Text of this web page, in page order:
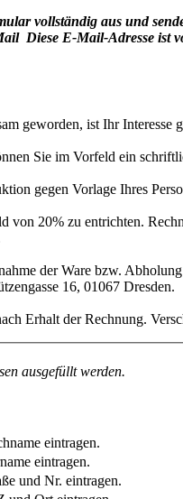
vollständig aus und
Diese E-Mail-Adresse ist
geworden, ist Ihr
Sie im Vorfeld ein
gegen Vorlage Ihres
von 20% zu entrichten.
der Ware bzw.
16, 01067 Dresden.
Erhalt der Rechnung.
ausgefüllt werden.
eintragen.
eintragen.
und Nr. eintragen.